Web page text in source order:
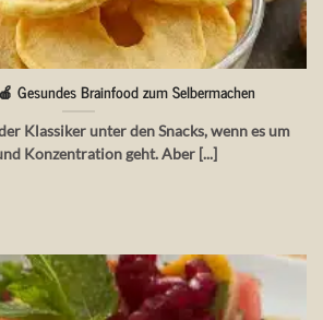
Gesundes Brainfood zum Selbermachen
Klassiker unter den Snacks, wenn es um
Konzentration geht. Aber [...]